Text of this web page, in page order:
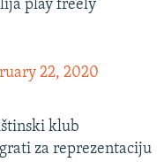
play freely
22, 2020
klub
za reprezentaciju